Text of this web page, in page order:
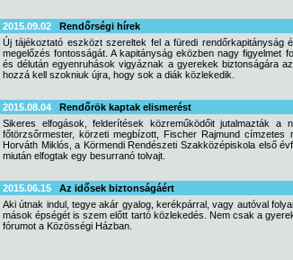
2015.09.02
Rendőrségi hírek
Új tájékoztató eszközt szereltek fel a füredi rendőrkapitányság
megelőzés fontosságát. A kapitányság eközben nagy figyelmet
és délután egyenruhások vigyáznak a gyerekek biztonságára
hozzá kell szokniuk újra, hogy sok a diák közlekedik.
2015.08.04
Rendőrök kaptak elismerést
Sikeres elfogások, felderítések közreműködőit jutalmazták a
főtörzsőrmester, körzeti megbízott, Fischer Rajmund
Horváth Miklós, a Körmendi Rendészeti Szakközépiskola első
miután elfogtak egy besurranó tolvajt.
2015.06.15
Az idősek biztonságáért
Aki útnak indul, tegye akár gyalog, kerékpárral, vagy autóval
mások épségét is szem előtt tartó közlekedés. Nem csak a
fórumot a Közösségi Házban.